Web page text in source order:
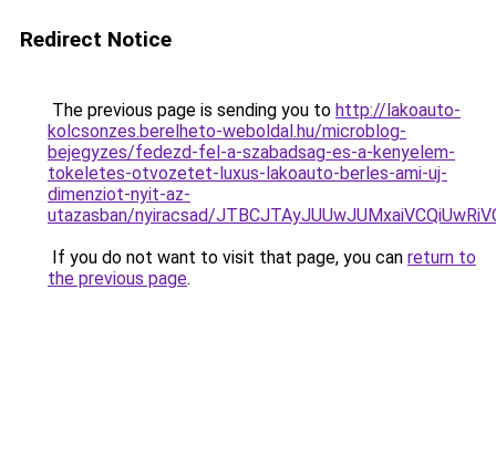
Redirect Notice
The previous page is sending you to http://lakoauto-
kolcsonzes.berelheto-weboldal.hu/microblog-
bejegyzes/fedezd-fel-a-szabadsag-es-a-kenyelem-
tokeletes-otvozetet-luxus-lakoauto-berles-ami-uj-
dimenziot-nyit-az-
utazasban/nyiracsad/
If you do not want to visit that page, you can return to
the previous page.